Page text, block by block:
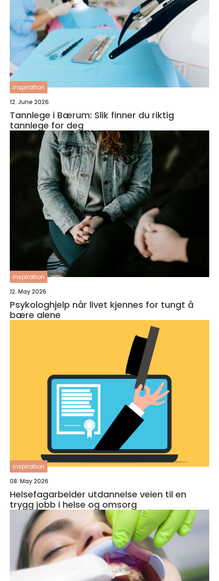
inspiration
12. June 2026
Tannlege i Bærum: Slik finner du riktig
tannlege for deg
inspiration
12. May 2026
Psykologhjelp når livet kjennes for tungt å
bære alene
inspiration
08. May 2026
Helsefagarbeider utdannelse veien til en
trygg jobb i helse og omsorg